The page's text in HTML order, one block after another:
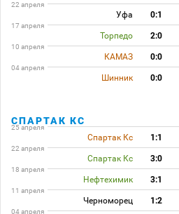
22 апреля
Уфа 0:1
17 апреля
Торпедо 2:0
10 апреля
КАМАЗ 0:0
04 апреля
Шинник 0:0
СПАРТАК КС
25 апреля
Спартак Кс 1:1
22 апреля
Спартак Кс 3:0
18 апреля
Нефтехимик 3:1
11 апреля
Черноморец 1:2
04 апреля